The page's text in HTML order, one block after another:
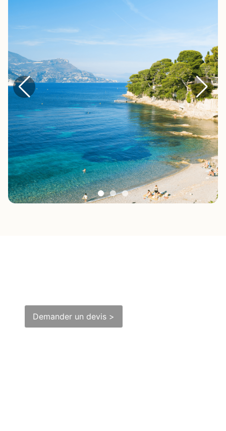
Demander un devis >